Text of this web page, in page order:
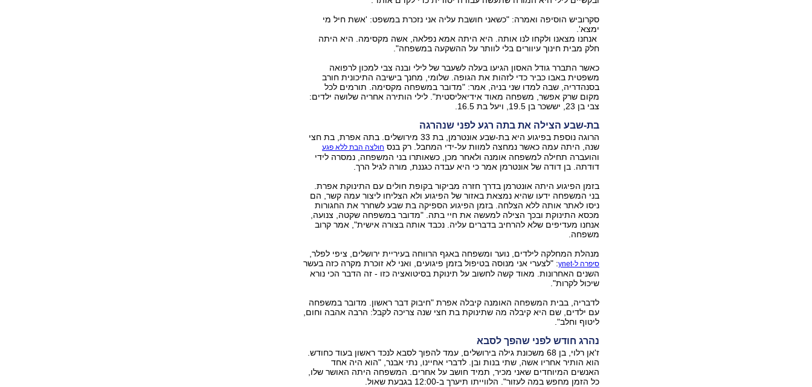
סקרוביש הוסיפה ואמרה: "כשאני חושבת עליה אני נזכרת במשפט: 'אשת חיל מי
ימצא'.
אנחנו מצאנו ולקחו לנו אותה. היא היתה אמא נפלאה, אשה מקסימה. היא היתה
חלק מבית חינוך עיוורים בלי לוותר על ההשקעה במשפחה".
כאשר התברר גודל האסון הגיעו בעלה לשעבר של לילי ובנה צבי למכון לרפואה
משפטית באבו כביר כדי לזהות את הגופה. שלומי, מחנך בישיבה התיכונית חורב
בסנהדריה, שבה למדו שני בניה, אמר: "מדובר במשפחה מקסימה. תורמים לכל
מקום שרק אפשר, משפחה מאוד אידיאליסטית". לילי הותירה אחריה שלושה ילדים:
צבי בן 23, יששכר בן 19.5, ויעל בת 16.5.
בת-שבע הצילה את בתה רגע לפני שנהרגה
הרוגה נוספת בפיגוע היא בת-שבע אונטרמן, בת 33 מירושלים. בתה אפרת, בת חצי
שנה, היתה עמה כאשר נמחצה למוות על-ידי המחבל. רק בנס חולצה הבת ללא פגע
והועברה תחילה למשפחה אומנה ולאחר מכן, כשאותרו בני המשפחה, נמסרה לידי
דודתה. בן דודה של אונטרמן אמר כי היא עבדה כגננת, מורה לגיל הרך.
בזמן הפיגוע היתה אונטרמן בדרך חזרה מביקור בקופת חולים עם התינוקת אפרת.
בני המשפחה ידעו שהיא נמצאת באזור של הפיגוע ולא הצליחו ליצור עמה קשר, הם
ניסו לאתר אותה ללא הצלחה. בזמן הפיגוע הספיקה בת שבע לשחרר את החגורות
מכסא התינוקת ובכך הצילה למעשה את חיי בתה. "מדובר במשפחה שקטה, צנועה,
אנחנו מעדיפים שלא להרחיב בדברים עליה. נכבד אותה בצורה אישית", אמר קרוב
משפחה.
מנהלת המחלקה לילדים, נוער ומשפחה באגף הרווחה בעיריית ירושלים, ציפי לפלר,
סיפרה ל-ynet
: "לצערי אני מנוסה בטיפול בזמן פיגועים, ואני לא זוכרת מקרה כזה בעשר
השנים האחרונות. מאוד קשה לחשוב על תינוקת בסיטואציה כזו - זה הדבר הכי נורא
שיכול לקרות".
לדבריה, בבית המשפחה האומנה קיבלה אפרת "חיבוק דבר ראשון. מדובר במשפחה
עם ילדים, שם היא קיבלה מה שתינוקת בת חצי שנה צריכה לקבל: הרבה אהבה וחום,
ליטוף וחלב".
נהרג חודש לפני שהפך לסבא
ז'אן רלוי, בן 68 משכונת גילה בירושלים, עמד להפוך לסבא לנכד ראשון בעוד כחודש.
הוא הותיר אחריו אשה, שתי בנות ובן. לדברי אחיינו, נתי אבנר, "הוא היה אחד
האנשים המיוחדים שאני מכיר, תמיד חושב על אחרים. המשפחה היתה האושר שלו,
כל הזמן מחפש במה לעזור". הלווייתו תיערך ב-12:00 בגבעת שאול.